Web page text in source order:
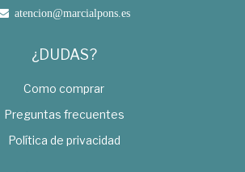
atencion@marcialpons.es
¿DUDAS?
Como comprar
Preguntas frecuentes
Política de privacidad